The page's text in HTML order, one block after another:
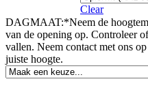
Clear
DAGMAAT:*Neem de
van de opening op. Controleer
vallen. Neem contact met ons
juiste hoogte.